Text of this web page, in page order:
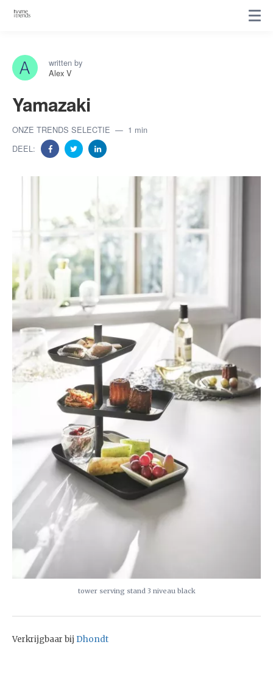
written by
Alex V
Yamazaki
ONZE TRENDS SELECTIE
1 min
DEEL:
tower serving stand 3 niveau black
Verkrijgbaar bij Dhondt